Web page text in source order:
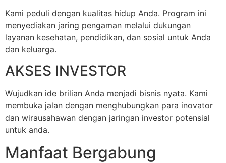
Kami peduli dengan kualitas hidup Anda. Program ini
menyediakan jaring pengaman melalui dukungan
layanan kesehatan, pendidikan, dan sosial untuk Anda
dan keluarga.
AKSES INVESTOR
Wujudkan ide brilian Anda menjadi bisnis nyata. Kami
membuka jalan dengan menghubungkan para inovator
dan wirausahawan dengan jaringan investor potensial
untuk anda.
Manfaat Bergabung